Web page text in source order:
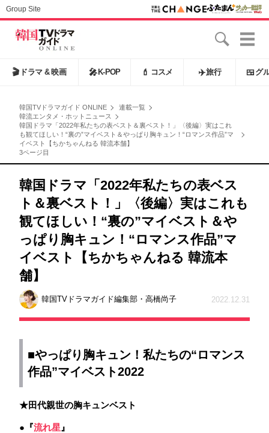
Group Site
🎬 ドラマ & 映画 🎤 K-POP 💄 コスメ ✈️旅行 🍱 グ
韓国TVドラマガイド ONLINE
連載一覧
韓流エンタメ・ホットニュース
韓国ドラマ「2022年私たちの表ベスト＆裏ベスト！」〈後編〉実はこれ
も観てほしい！“裏の”マイベスト＆やっぱり胸キュン！“ロマンス作品”マ
イベスト【ちかちゃんねる 韓流本舗】
3ページ目
韓国ドラマ「2022年私たちの表ベス
ト＆裏ベスト！」〈後編〉実はこれも
観てほしい！“裏の”マイベスト＆や
っぱり胸キュン！“ロマンス作品”マ
イベスト【ちかちゃんねる 韓流本
舗】
韓国TVドラマガイド編集部・高橋尚子 2022.12.31
■やっぱり胸キュン！私たちの“ロマンス
作品”マイベスト2022
★田代親世の胸キュンベスト
●『流れ星 』